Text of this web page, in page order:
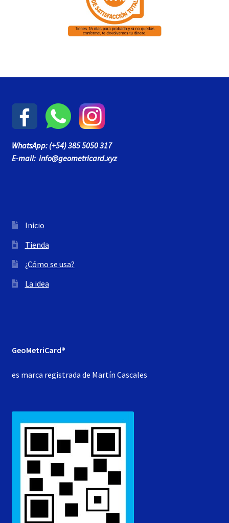
WhatsApp: (+54) 385 5050 317
E-mail: info@geometricard.xyz
Inicio
Tienda
¿Cómo se usa?
La idea
GeoMetriCard®
es marca registrada de Martín Cascales